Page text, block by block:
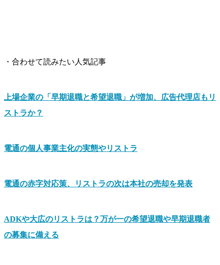
・合わせて読みたい人気記事
上場企業の「早期退職と希望退職」が増加、広告代理店もリ
ストラか？
電通の個人事業主化の実態やリストラ
電通の赤字対応策、リストラの次は本社の売却を発表
ADKや大広のリストラは？万が一の希望退職や早期退職者
の募集に備える